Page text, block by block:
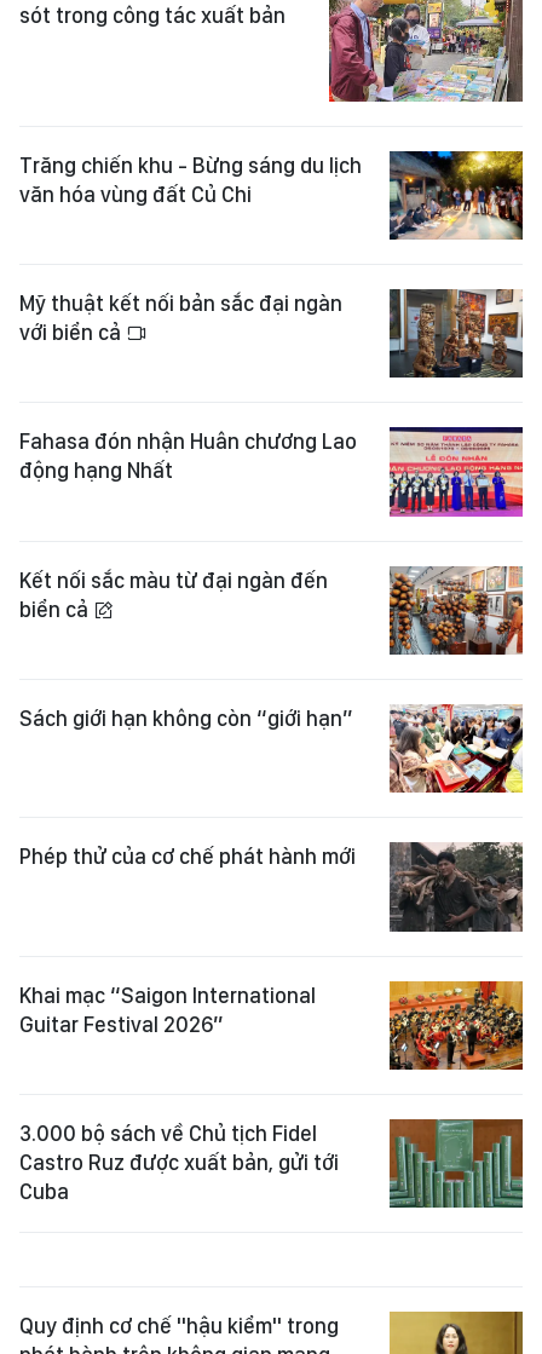
sót trong công tác xuất bản
Trăng chiến khu - Bừng sáng du lịch
văn hóa vùng đất Củ Chi
Mỹ thuật kết nối bản sắc đại ngàn
với biển cả
Fahasa đón nhận Huân chương Lao
động hạng Nhất
Kết nối sắc màu từ đại ngàn đến
biển cả
Sách giới hạn không còn “giới hạn”
Phép thử của cơ chế phát hành mới
Khai mạc “Saigon International
Guitar Festival 2026”
3.000 bộ sách về Chủ tịch Fidel
Castro Ruz được xuất bản, gửi tới
Cuba
Quy định cơ chế "hậu kiểm" trong